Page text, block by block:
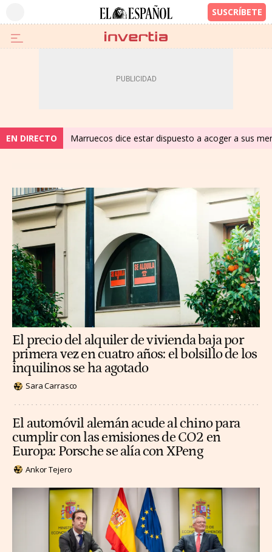
EN DIRECTO Marruecos dice estar dispuesto a acoger a sus
El precio del alquiler de vivienda baja por
primera vez en cuatro años: el bolsillo de los
inquilinos se ha agotado
Sara Carrasco
El automóvil alemán acude al chino para
cumplir con las emisiones de CO2 en
Europa: Porsche se alía con XPeng
Ankor Tejero